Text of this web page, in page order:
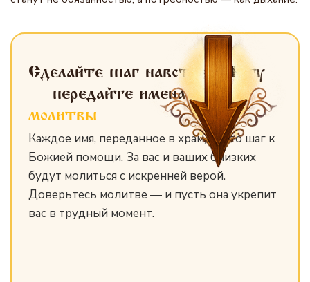
Сделайте шаг навстречу Богу
— передайте именадля
молитвы
Каждое имя, переданное в храм, — это шаг к
Божией помощи. За вас и ваших близких
будут молиться с искренней верой.
Доверьтесь молитве — и пусть она укрепит
вас в трудный момент.